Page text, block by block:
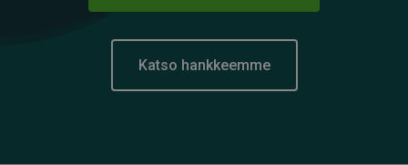
Katso hankkeemme